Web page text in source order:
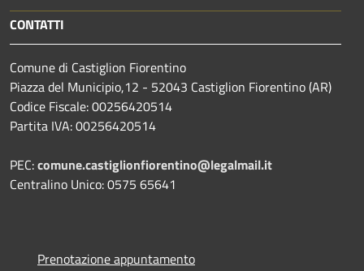
CONTATTI
Comune di Castiglion Fiorentino
Piazza del Municipio,12 - 52043 Castiglion Fiorentino (AR)
Codice Fiscale: 00256420514
Partita IVA: 00256420514
PEC:comune.castiglionfiorentino@legalmail.it
Centralino Unico: 0575 65641
Prenotazione appuntamento